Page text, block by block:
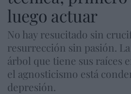
luego actuar
No hay resucitado sin
resurrección sin pasión.
árbol que tiene sus raíces
el agnosticismo está
depresión.